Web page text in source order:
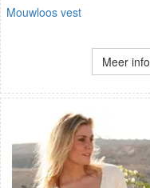
Mouwloos vest
Meer info